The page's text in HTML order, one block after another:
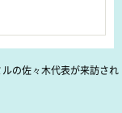
の佐々木代表が来訪され